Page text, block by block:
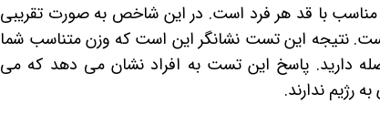
با قد هر فرد است. در این شاخص به صورت تقریبی
نتیجه این تست نشانگر این است که وزن متناسب شما
دارید. پاسخ این تست به افراد نشان می ‌دهد که می
رژیم ندارند.